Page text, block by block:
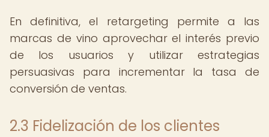
En definitiva, el retargeting permite a las
marcas de vino aprovechar el interés previo
de los usuarios y utilizar estrategias
persuasivas para incrementar la tasa de
conversión de ventas.
2.3 Fidelización de los clientes